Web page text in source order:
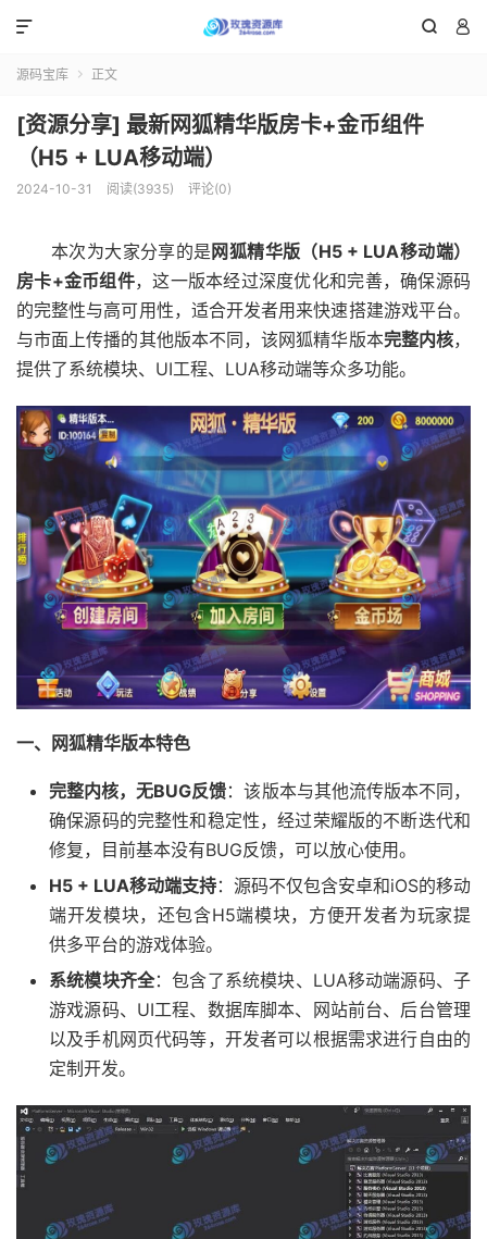
 

源码宝库  正文
[资源分享] 最新网狐精华版房卡+金币组件
（H5 + LUA移动端）
2024-10-31 阅读(3935) 评论(0)
本次为大家分享的是 网狐精华版（H5 + LUA移动端）
房卡+金币组件，这一版本经过深度优化和完善，确保源码
的完整性与高可用性，适合开发者用来快速搭建游戏平台。
与市面上传播的其他版本不同，该网狐精华版本完整内核，
提供了系统模块、UI工程、LUA移动端等众多功能。
一、网狐精华版本特色
完整内核，无BUG反馈：该版本与其他流传版本不同，
确保源码的完整性和稳定性，经过荣耀版的不断迭代和
修复，目前基本没有BUG反馈，可以放心使用。
H5 + LUA移动端支持：源码不仅包含安卓和iOS的移动
端开发模块，还包含H5端模块，方便开发者为玩家提
供多平台的游戏体验。
系统模块齐全：包含了系统模块、LUA移动端源码、子
游戏源码、UI工程、数据库脚本、网站前台、后台管理
以及手机网页代码等，开发者可以根据需求进行自由的
定制开发。